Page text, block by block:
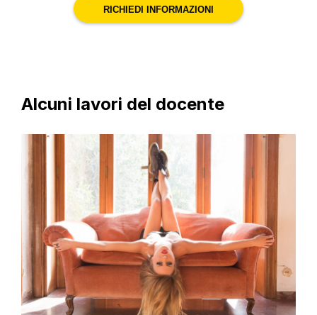
RICHIEDI INFORMAZIONI
Alcuni lavori del docente